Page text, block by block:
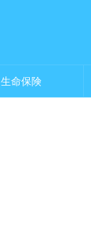
生命保険